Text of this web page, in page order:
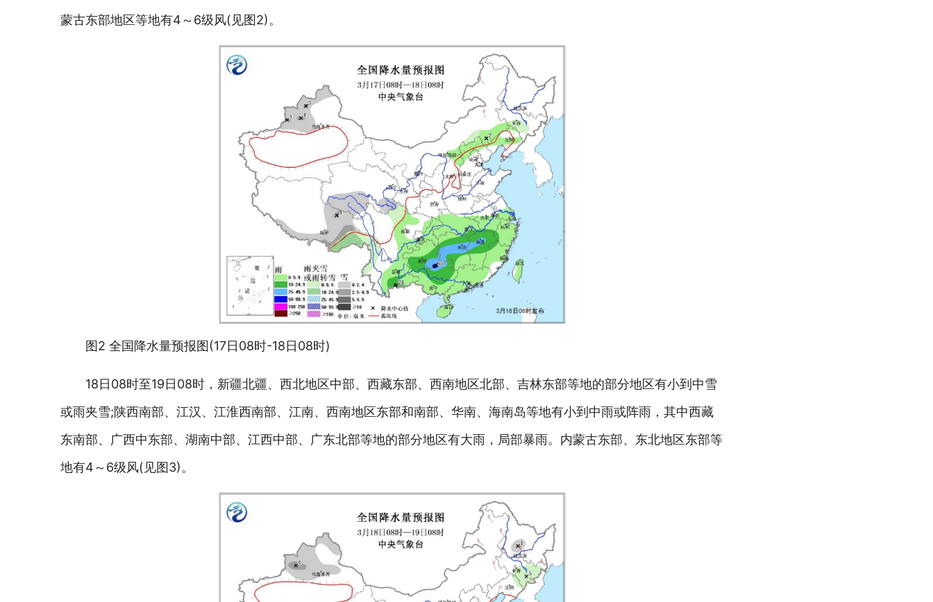
蒙古东部地区等地有4～6级风(见图2)。
图2 全国降水量预报图(17日08时-18日08时)
18日08时至19日08时，新疆北疆、西北地区中部、西藏东部、西南地区北部、吉林东部等地的部分地区有小到中雪
或雨夹雪;陕西南部、江汉、江淮西南部、江南、西南地区东部和南部、华南、海南岛等地有小到中雨或阵雨，其中西藏
东南部、广西中东部、湖南中部、江西中部、广东北部等地的部分地区有大雨，局部暴雨。内蒙古东部、东北地区东部等
地有4～6级风(见图3)。